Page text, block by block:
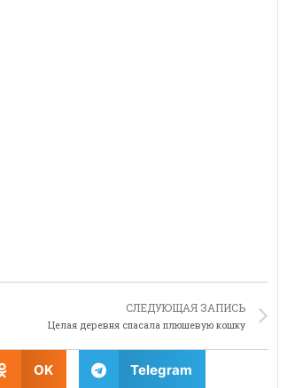
СЛЕДУЮЩАЯ ЗАПИСЬ
Целая деревня спасала плюшевую кошку
OK Telegram